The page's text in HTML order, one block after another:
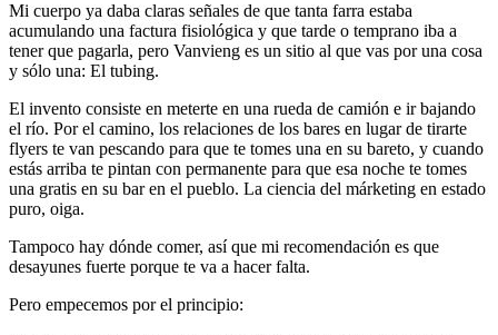
Mi cuerpo ya daba claras señales de que tanta farra estaba
acumulando una factura fisiológica y que tarde o temprano iba a
tener que pagarla, pero Vanvieng es un sitio al que vas por una cosa
y sólo una: El tubing.
El invento consiste en meterte en una rueda de camión e ir bajando
el río. Por el camino, los relaciones de los bares en lugar de tirarte
flyers te van pescando para que te tomes una en su bareto, y cuando
estás arriba te pintan con permanente para que esa noche te tomes
una gratis en su bar en el pueblo. La ciencia del márketing en estado
puro, oiga.
Tampoco hay dónde comer, así que mi recomendación es que
desayunes fuerte porque te va a hacer falta.
Pero empecemos por el principio: